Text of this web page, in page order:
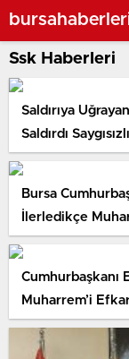
Ssk Haberleri
Saldırıya
Saldırdı
Bursa
İlerledikçe
Cumhurbaşkanı
Muharrem’i